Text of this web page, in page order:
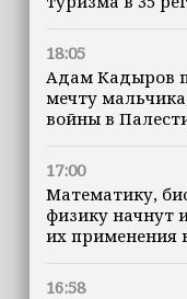
18:05
Адам Кадыров
мечту
войны в
17:00
Математику,
физику начнут
их применения
16:58